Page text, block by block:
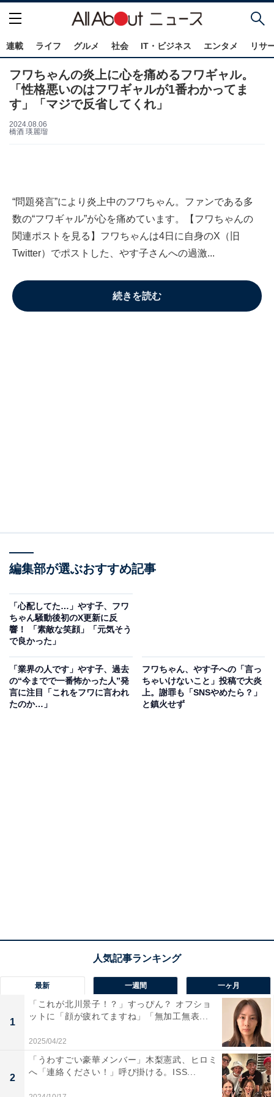
連載 ライフ グルメ 社会 IT・ビジネス エンタメ リサ
フワちゃんの炎上に心を痛めるフワギャル。
「性格悪いのはフワギャルが1番わかってま
す」「マジで反省してくれ」
2024.08.06
橋酒 瑛麗瑠
“問題発言”により炎上中のフワちゃん。ファンである多
数の“フワギャル”が心を痛めています。【フワちゃんの
関連ポストを見る】フワちゃんは4日に自身のX（旧
Twitter）でポストした、やす子さんへの過激...
続きを読む
編集部が選ぶおすすめ記事
「心配してた…」やす子、フワ
ちゃん騒動後初のX更新に反
響！ 「素敵な笑顔」「元気そう
で良かった」
「業界の人です」やす子、過去
の“今までで一番怖かった人”発
言に注目「これをフワに言われ
たのか…」
フワちゃん、やす子への「言っ
ちゃいけないこと」投稿で大炎
上。謝罪も「SNSやめたら？」
と鎮火せず
最新 一週間 一ヶ月
1
「これが北川景子！？」すっぴん？ オフショ
ットに「顔が疲れてますね」「無加工無表...
2025/04/22
2
「うわすごい豪華メンバー」木梨憲武、ヒロミ
へ「連絡ください！」呼び掛ける。ISS...